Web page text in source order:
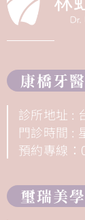
康橋牙
診所地址 :
門診時間 :
預約專線
璽瑞美